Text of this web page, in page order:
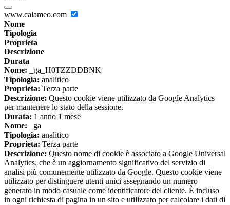
www.calameo.com
Nome
Tipologia
Proprieta
Descrizione
Durata
Nome: _ga_H0TZZDDBNK
Tipologia: analitico
Proprieta: Terza parte
Descrizione: Questo cookie viene utilizzato da Google Analytics
per mantenere lo stato della sessione.
Durata: 1 anno 1 mese
Nome: _ga
Tipologia: analitico
Proprieta: Terza parte
Descrizione: Questo nome di cookie è associato a Google Universal
Analytics, che è un aggiornamento significativo del servizio di
analisi più comunemente utilizzato da Google. Questo cookie viene
utilizzato per distinguere utenti unici assegnando un numero
generato in modo casuale come identificatore del cliente. È incluso
in ogni richiesta di pagina in un sito e utilizzato per calcolare i dati di